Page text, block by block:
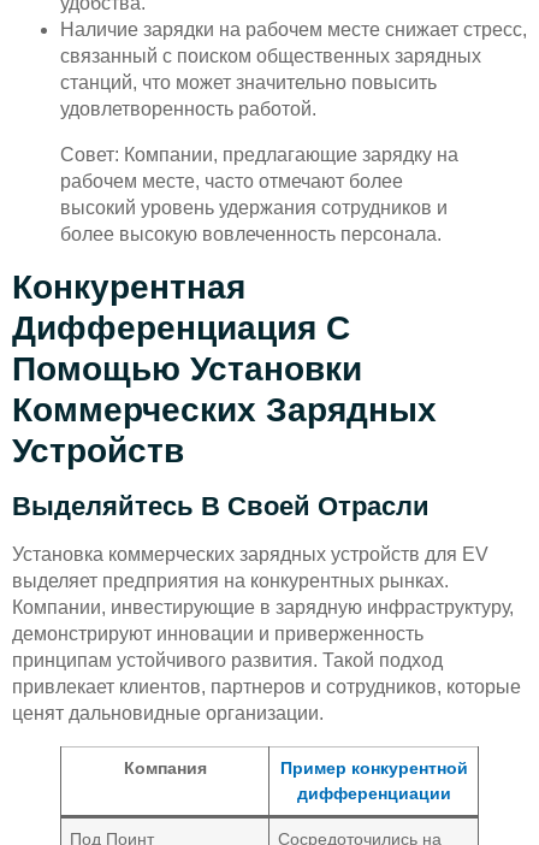
Наличие зарядки на рабочем месте снижает стресс,
связанный с поиском общественных зарядных
станций, что может значительно повысить
удовлетворенность работой.
Совет: Компании, предлагающие зарядку на
рабочем месте, часто отмечают более
высокий уровень удержания сотрудников и
более высокую вовлеченность персонала.
Конкурентная
Дифференциация С
Помощью Установки
Коммерческих Зарядных
Устройств
Выделяйтесь В Своей Отрасли
Установка коммерческих зарядных устройств для EV
выделяет предприятия на конкурентных рынках.
Компании, инвестирующие в зарядную инфраструктуру,
демонстрируют инновации и приверженность
принципам устойчивого развития. Такой подход
привлекает клиентов, партнеров и сотрудников, которые
ценят дальновидные организации.
Компания
Пример конкурентной
дифференциации
Под Поинт
Сосредоточились на